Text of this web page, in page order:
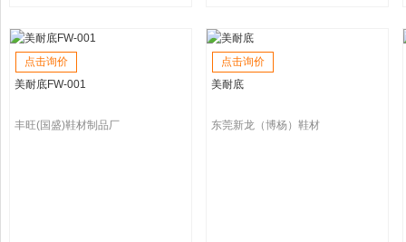
点击询价
美耐底FW-001
丰旺(国盛)鞋材制品厂
点击询价
美耐底
东莞新龙（博杨）鞋材